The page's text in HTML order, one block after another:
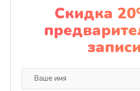
Замена Wi-Fi
500 руб.
Заказать
Скидка